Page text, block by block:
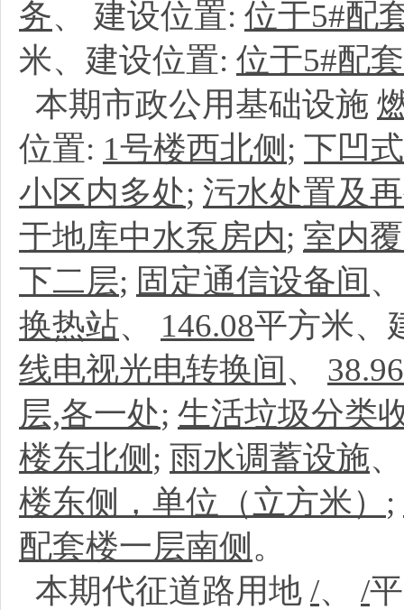
务、 建设位置: 位于5#配
米、建设位置: 位于5#配
本期市政公用基础设施
位置: 1号楼西北侧 ; 下凹
小区内多处; 污水处置及
于地库中水泵房内; 室内
下二层; 固定通信设备间
换热站、 146.08平方米、
线电视光电转换间 、 38.96
层,各一处; 生活垃圾分类
楼东北侧 ; 雨水调蓄设施
楼东侧，单位（立方米） ;
配套楼一层南侧 。
本期代征道路用地 /、 /